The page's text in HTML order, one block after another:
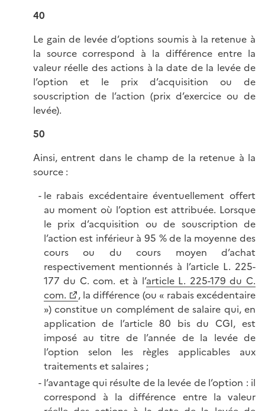
40
Le gain de levée d’options soumis à la retenue à
la source correspond à la différence entre la
valeur réelle des actions à la date de la levée de
l’option et le prix d’acquisition ou de
souscription de l’action (prix d’exercice ou de
levée).
50
Ainsi, entrent dans le champ de la retenue à la
source :
le rabais excédentaire éventuellement offert
au moment où l’option est attribuée. Lorsque
le prix d’acquisition ou de souscription de
l’action est inférieur à 95 % de la moyenne des
cours ou du cours moyen d’achat
respectivement mentionnés à l’article L. 225-
177 du C. com. et à l’article L. 225-179 du C.
com.
, la différence (ou « rabais excédentaire
») constitue un complément de salaire qui, en
application de l’article 80 bis du CGI, est
imposé au titre de l’année de la levée de
l’option selon les règles applicables aux
traitements et salaires ;
l’avantage qui résulte de la levée de l’option : il
correspond à la différence entre la valeur